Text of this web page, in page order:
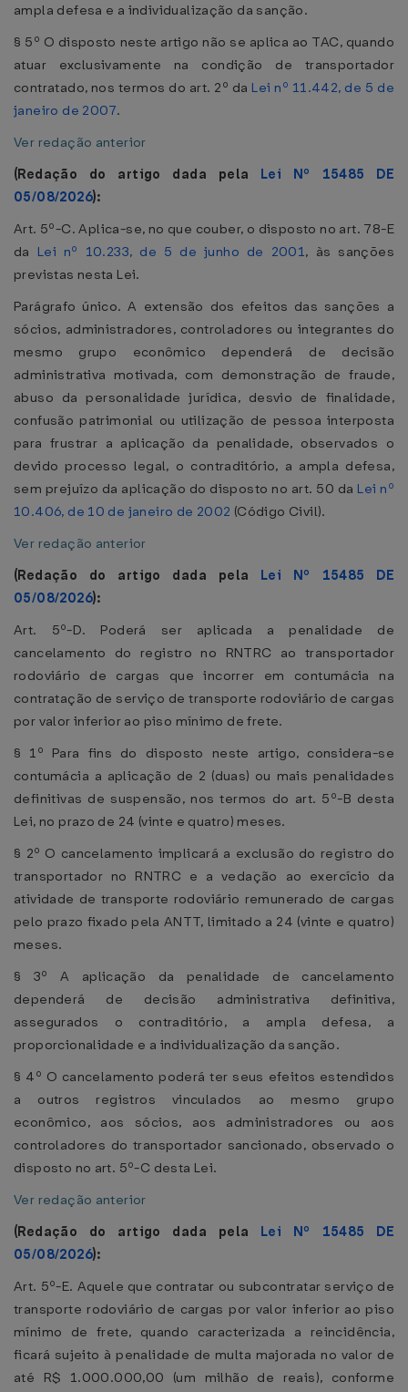
ampla defesa e a individualização da sanção.
§ 5º O disposto neste artigo não se aplica ao TAC, quando
atuar exclusivamente na condição de transportador
contratado, nos termos do art. 2º da Lei nº 11.442, de 5 de
janeiro de 2007.
Ver redação anterior
(Redação do artigo dada pela Lei Nº 15485 DE
05/08/2026):
Art. 5º-C. Aplica-se, no que couber, o disposto no art. 78-E
da Lei nº 10.233, de 5 de junho de 2001, às sanções
previstas nesta Lei.
Parágrafo único. A extensão dos efeitos das sanções a
sócios, administradores, controladores ou integrantes do
mesmo grupo econômico dependerá de decisão
administrativa motivada, com demonstração de fraude,
abuso da personalidade jurídica, desvio de finalidade,
confusão patrimonial ou utilização de pessoa interposta
para frustrar a aplicação da penalidade, observados o
devido processo legal, o contraditório, a ampla defesa,
sem prejuízo da aplicação do disposto no art. 50 da Lei nº
10.406, de 10 de janeiro de 2002 (Código Civil).
Ver redação anterior
(Redação do artigo dada pela Lei Nº 15485 DE
05/08/2026):
Art. 5º-D. Poderá ser aplicada a penalidade de
cancelamento do registro no RNTRC ao transportador
rodoviário de cargas que incorrer em contumácia na
contratação de serviço de transporte rodoviário de cargas
por valor inferior ao piso mínimo de frete.
§ 1º Para fins do disposto neste artigo, considera-se
contumácia a aplicação de 2 (duas) ou mais penalidades
definitivas de suspensão, nos termos do art. 5º-B desta
Lei, no prazo de 24 (vinte e quatro) meses.
§ 2º O cancelamento implicará a exclusão do registro do
transportador no RNTRC e a vedação ao exercício da
atividade de transporte rodoviário remunerado de cargas
pelo prazo fixado pela ANTT, limitado a 24 (vinte e quatro)
meses.
§ 3º A aplicação da penalidade de cancelamento
dependerá de decisão administrativa definitiva,
assegurados o contraditório, a ampla defesa, a
proporcionalidade e a individualização da sanção.
§ 4º O cancelamento poderá ter seus efeitos estendidos
a outros registros vinculados ao mesmo grupo
econômico, aos sócios, aos administradores ou aos
controladores do transportador sancionado, observado o
disposto no art. 5º-C desta Lei.
Ver redação anterior
(Redação do artigo dada pela Lei Nº 15485 DE
05/08/2026):
Art. 5º-E. Aquele que contratar ou subcontratar serviço de
transporte rodoviário de cargas por valor inferior ao piso
mínimo de frete, quando caracterizada a reincidência,
ficará sujeito à penalidade de multa majorada no valor de
até R$ 1.000.000,00 (um milhão de reais), conforme